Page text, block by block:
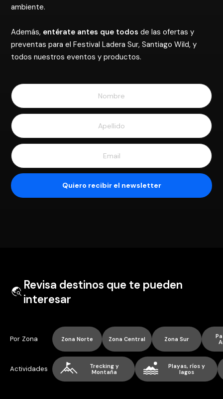
ambiente.
Además, entérate antes que todos de las ofertas y
preventas para el Festival Ladera Sur, Santiago Wild, y
todos nuestros eventos y productos.
Revisa destinos que te pueden
interesar
Por Zona Zona Norte Zona Central Zona Sur
Actividades
Trecking y
Montaña
Playas, ríos y
lagos